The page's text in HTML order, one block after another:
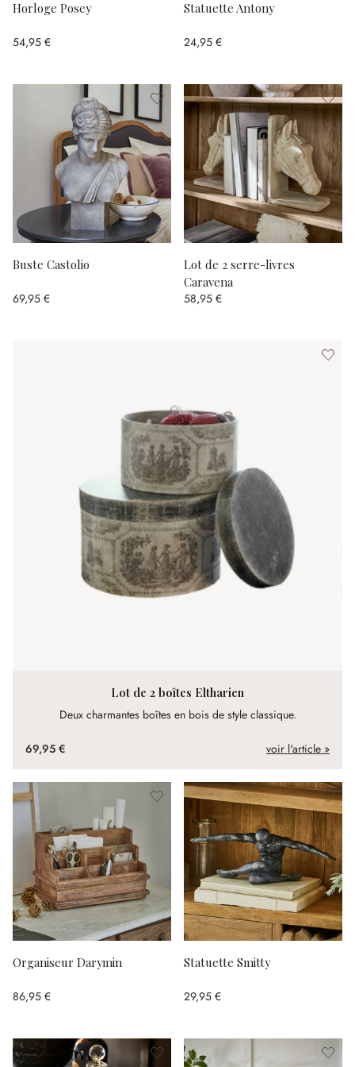
Horloge Posey
54,95 €
Statuette Antony
24,95 €
Buste Castolio
69,95 €
Lot de 2 serre-livres
Caravena
58,95 €
Lot de 2 boîtes Eltharien
Deux charmantes boîtes en bois de style classique.
69,95 € voir l'article »
Organiseur Darymin
86,95 €
Statuette Smitty
29,95 €